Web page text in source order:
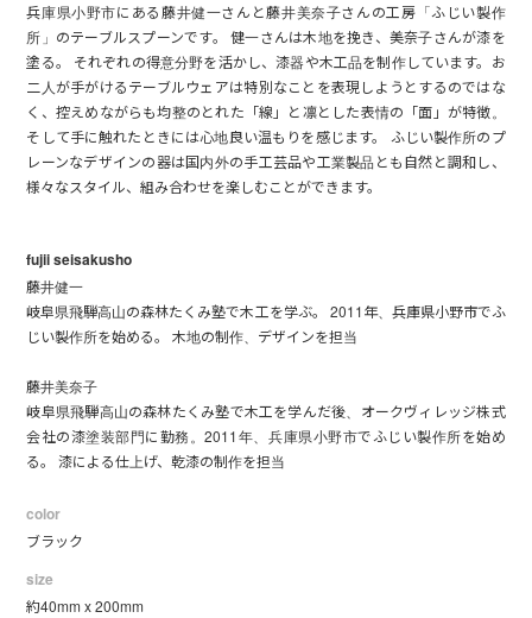
兵庫県小野市にある藤井健一さんと藤井美奈子さんの工房「ふじい製作
所」のテーブルスプーンです。 健一さんは木地を挽き、美奈子さんが漆を
塗る。 それぞれの得意分野を活かし、漆器や木工品を制作しています。お
二人が手がけるテーブルウェアは特別なことを表現しようとするのではな
く、控えめながらも均整のとれた「線」と凛とした表情の「面」が特徴。
そして手に触れたときには心地良い温もりを感じます。 ふじい製作所のプ
レーンなデザインの器は国内外の手工芸品や工業製品とも自然と調和し、
様々なスタイル、組み合わせを楽しむことができます。
fujii seisakusho
藤井健一
岐阜県飛騨高山の森林たくみ塾で木工を学ぶ。 2011年、兵庫県小野市でふ
じい製作所を始める。 木地の制作、デザインを担当
藤井美奈子
岐阜県飛騨高山の森林たくみ塾で木工を学んだ後、オークヴィレッジ株式
会社の漆塗装部門に勤務。2011年、兵庫県小野市でふじい製作所を始め
る。 漆による仕上げ、乾漆の制作を担当
color
ブラック
size
約40mm x 200mm